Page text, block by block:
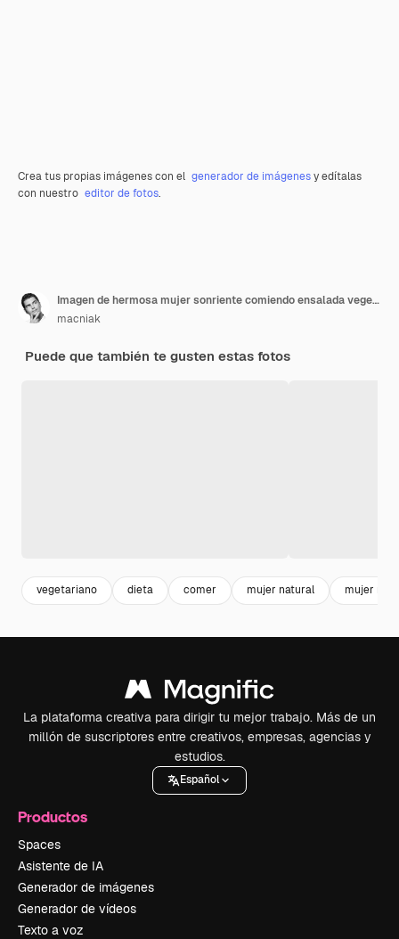
Crea tus propias imágenes con el generador de imágenesy edítalas
con nuestro editor de fotos.
Imagen de hermosa mujer sonriente comiendo ensalada vegetariana orgánica fresca en la cocina moderna
macniak
Puede que también te gusten estas fotos
vegetariano dieta comer mujer natural mujer
La plataforma creativa para dirigir tu mejor trabajo. Más de un
millón de suscriptores entre creativos, empresas, agencias y
estudios.
Español
Productos
Spaces
Asistente de IA
Generador de imágenes
Generador de vídeos
Texto a voz